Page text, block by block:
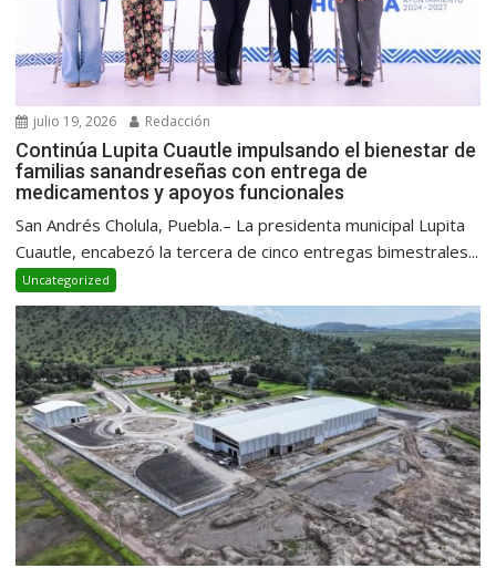
julio 19, 2026 Redacción
Continúa Lupita Cuautle impulsando el bienestar de
familias sanandreseñas con entrega de
medicamentos y apoyos funcionales
San Andrés Cholula, Puebla.– La presidenta municipal Lupita
Cuautle, encabezó la tercera de cinco entregas bimestrales...
Uncategorized